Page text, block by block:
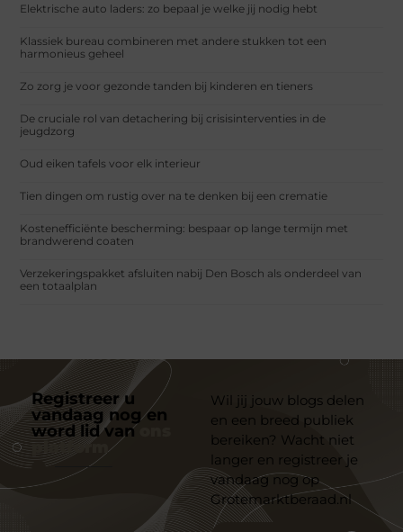
Elektrische auto laders: zo bepaal je welke jij nodig hebt
Klassiek bureau combineren met andere stukken tot een
harmonieus geheel
Zo zorg je voor gezonde tanden bij kinderen en tieners
De cruciale rol van detachering bij crisisinterventies in de
jeugdzorg
Oud eiken tafels voor elk interieur
Tien dingen om rustig over na te denken bij een crematie
Kostenefficiënte bescherming: bespaar op lange termijn met
brandwerend coaten
Verzekeringspakket afsluiten nabij Den Bosch als onderdeel van
een totaalplan
Registreer u
vandaag nog en
word lid van
platform
Wil jij jouw blogs delen
en een breed publiek
bereiken? Wacht niet
langer en registreer je
vandaag nog op
Grotemarktberaad.nl